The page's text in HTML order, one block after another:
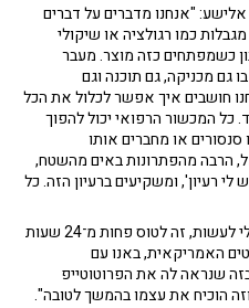
"אנחנו מדברים על דברים
כמו רגולציה או שיקולי
כשמפתחים כזה מוצר. מעבר
גם מכניקה, גם תוכנה וגם
חושבים איך אפשר לכלול את הכל
כל המכשור הרפואי יכול להפוך
או מחברים אותו
הרבה מהפתרונות באים מהשטח,
רעיון', ומשקיעים ברעיון הזה. כל
עוד הוסיפה: "הדבר הכי משוגע שיצא לי לעשות, זה לטוס פחות מ־24 שעות
האמריקאית, באנו עם
שנראה לה את הפרוטוטייפ
הוכיח את עצמו בהמשך לטובה".